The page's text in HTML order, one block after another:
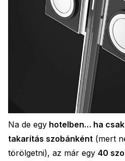
Na de egy hotelben… ha
takarítás szobánként (mert
törölgetni), az már egy 40